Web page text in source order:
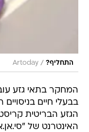
התחליף? /
Artoday
המחקר בתאי גזע
בבעלי חיים
הגזע הבריטית
האינטרנט של